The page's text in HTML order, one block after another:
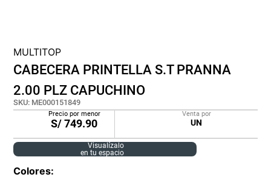
MULTITOP
CABECERA PRINTELLA S.T PRANNA
2.00 PLZ CAPUCHINO
SKU: ME000151849
Precio por menor
S/749.90
Venta por
UN
Visualízalo
en tu espacio
Colores